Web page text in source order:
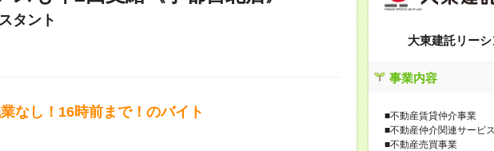
タント
なし！16時前まで！のバイト
大東建託リー
事業内容
■不動産賃貸仲介事業
■不動産仲介関連サービ
■不動産売買事業